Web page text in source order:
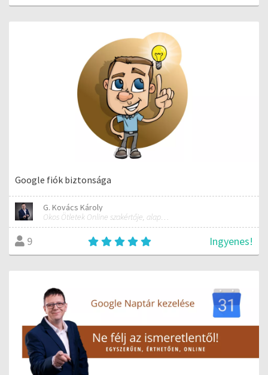
Google fiók biztonsága
G. Kovács Károly
Okos Ötletek Online szakértője, alapítója
9 Ingyenes!